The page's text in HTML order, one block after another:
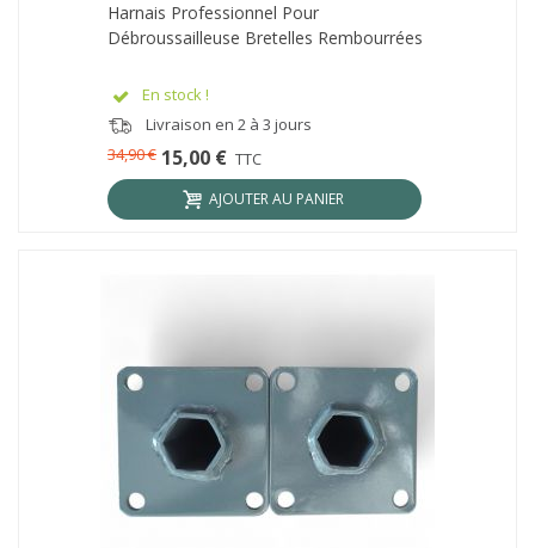
Harnais Professionnel Pour
Débroussailleuse Bretelles Rembourrées
En stock !
Livraison en 2 à 3 jours
15,00 € TTC
34,90 €
AJOUTER AU PANIER